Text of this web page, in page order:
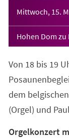
Mittwoch, 15.
Hohen Dom
Von 18 bis 19
dem
(Orgel) und
Orgelkonzert